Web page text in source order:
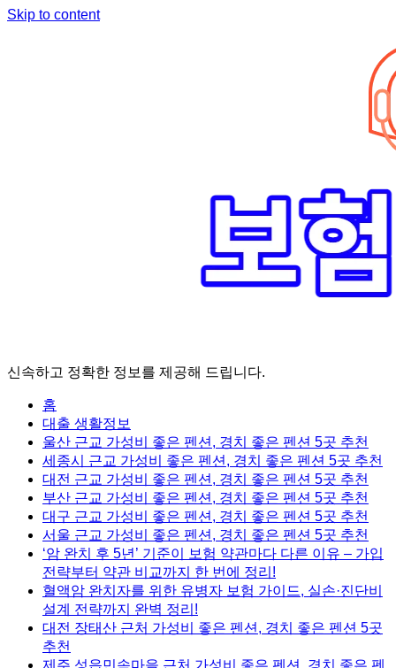
Skip to content
신속하고 정확한 정보를 제공해 드립니다.
홈
대출 생활정보
울산 근교 가성비 좋은 펜션, 경치 좋은 펜션 5곳 추천
세종시 근교 가성비 좋은 펜션, 경치 좋은 펜션 5곳 추천
대전 근교 가성비 좋은 펜션, 경치 좋은 펜션 5곳 추천
부산 근교 가성비 좋은 펜션, 경치 좋은 펜션 5곳 추천
대구 근교 가성비 좋은 펜션, 경치 좋은 펜션 5곳 추천
서울 근교 가성비 좋은 펜션, 경치 좋은 펜션 5곳 추천
‘암 완치 후 5년’ 기준이 보험 약관마다 다른 이유 – 가입
전략부터 약관 비교까지 한 번에 정리!
혈액암 완치자를 위한 유병자 보험 가이드, 실손·진단비
설계 전략까지 완벽 정리!
대전 장태산 근처 가성비 좋은 펜션, 경치 좋은 펜션 5곳
추천
제주 성읍민속마을 근처 가성비 좋은 펜션, 경치 좋은 펜